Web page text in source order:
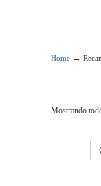
Home →
Mostrando